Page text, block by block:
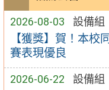
2026-08-03 設備組
【獲獎】賀！本校
賽表現優良
2026-06-22 設備組